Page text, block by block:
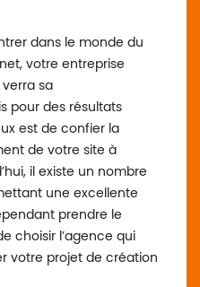
dans le monde du
votre entreprise
verra sa
pour des résultats
est de confier la
de votre site à
il existe un nombre
une excellente
prendre le
choisir l’agence qui
votre projet de création